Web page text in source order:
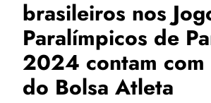
brasileiros nos
Paralímpicos de
2024 contam com
do Bolsa Atleta